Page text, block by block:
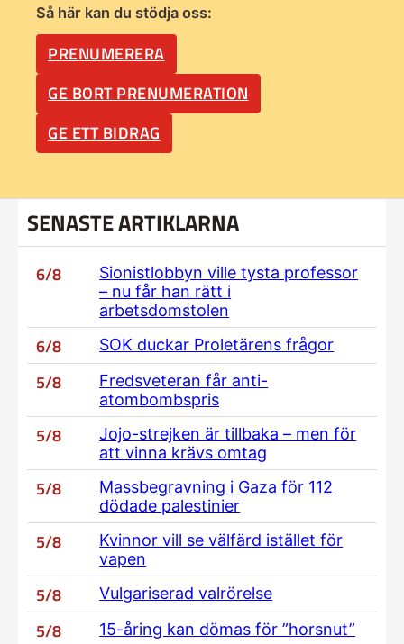
Så här kan du stödja oss:
PRENUMERERA
GE BORT PRENUMERATION
GE ETT BIDRAG
SENASTE ARTIKLARNA
6/8
Sionistlobbyn ville tysta professor
– nu får han rätt i
arbetsdomstolen
6/8 SOK duckar Proletärens frågor
5/8
Fredsveteran får anti-
atombombspris
5/8
Jojo-strejken är tillbaka – men för
att vinna krävs omtag
5/8
Massbegravning i Gaza för 112
dödade palestinier
5/8
Kvinnor vill se välfärd istället för
vapen
5/8 Vulgariserad valrörelse
5/8 15-åring kan dömas för ”horsnut”